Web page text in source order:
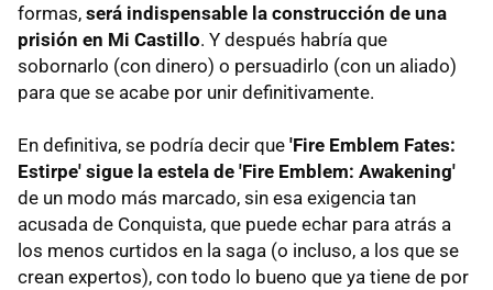
formas, será indispensable la construcción de una
prisión en Mi Castillo. Y después habría que
sobornarlo (con dinero) o persuadirlo (con un aliado)
para que se acabe por unir definitivamente.
En definitiva, se podría decir que 'Fire Emblem Fates:
Estirpe' sigue la estela de 'Fire Emblem: Awakening'
de un modo más marcado, sin esa exigencia tan
acusada de Conquista, que puede echar para atrás a
los menos curtidos en la saga (o incluso, a los que se
crean expertos), con todo lo bueno que ya tiene de por